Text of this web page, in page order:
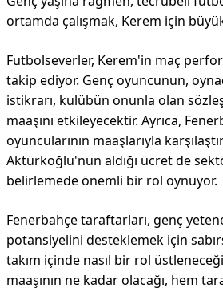
ortamda çalışmak, Kerem için
Futbolseverler, Kerem'in maç
takip ediyor. Genç oyuncunun,
istikrarı, kulübün onunla olan
maaşını etkileyecektir. Ayrıca,
oyuncularının maaşlarıyla
Aktürkoğlu'nun aldığı ücret de
belirlemede önemli bir rol oynuyor.
Fenerbahçe taraftarları, genç
potansiyelini desteklemek için
takım içinde nasıl bir rol
maaşının ne kadar olacağı, hem